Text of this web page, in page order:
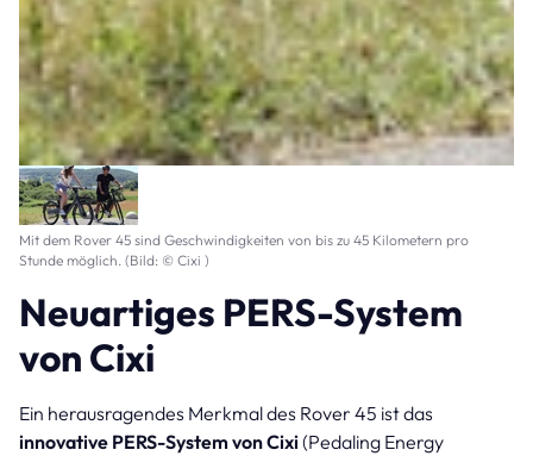
Mit dem Rover 45 sind Geschwindigkeiten von bis zu 45 Kilometern pro
Stunde möglich. (Bild: © Cixi )
Neuartiges PERS-System
von Cixi
Ein herausragendes Merkmal des Rover 45 ist das
innovative PERS-Systemvon Cixi (Pedaling Energy